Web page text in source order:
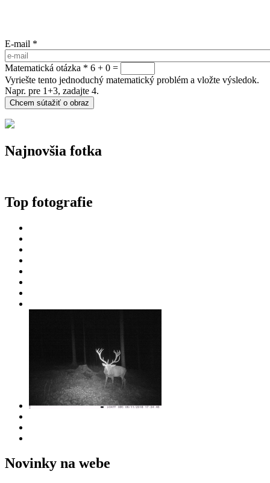
E-mail *
Matematická otázka * 6 + 0 =
Vyriešte tento jednoduchý matematický problém a vložte výsledok.
Napr. pre 1+3, zadajte 4.
Najnovšia fotka
Top fotografie
Novinky na webe